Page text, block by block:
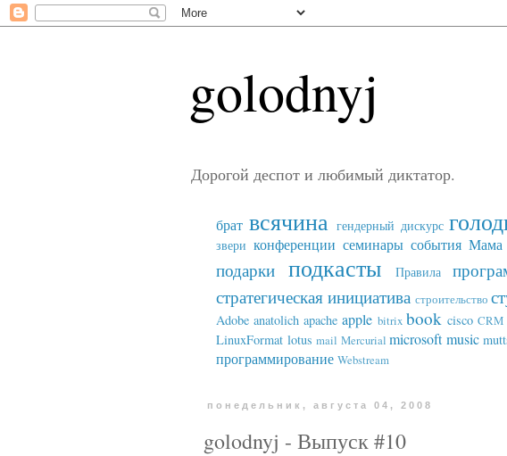
golodnyj
Дорогой деспот и любимый диктатор.
брат всячина гендерный дискурс
звери конференции семинары события Мама
подарки подкасты Правила
стратегическая инициатива строительство
Adobe anatolich apache apple bitrix book cisco CRM
LinuxFormat lotus mail Mercurial microsoft music
программирование Webstream
понедельник, августа 04, 2008
golodnyj - Выпуск #10